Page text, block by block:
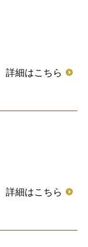
詳細はこちら
詳細はこちら